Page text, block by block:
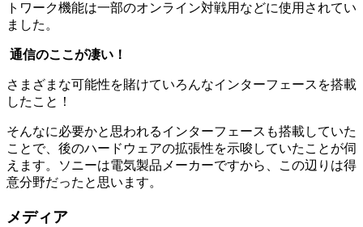
トワーク機能は一部のオンライン対戦用などに使用されてい
ました。
通信のここが凄い！
さまざまな可能性を賭けていろんなインターフェースを搭載
したこと！
そんなに必要かと思われるインターフェースも搭載していた
ことで、後のハードウェアの拡張性を示唆していたことが伺
えます。ソニーは電気製品メーカーですから、この辺りは得
意分野だったと思います。
メディア